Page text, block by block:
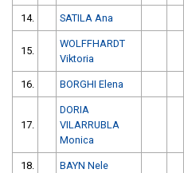
14. SATILA Ana
15.
WOLFFHARDT
Viktoria
16. BORGHI Elena
17.
DORIA
VILARRUBLA
Monica
18. BAYN Nele